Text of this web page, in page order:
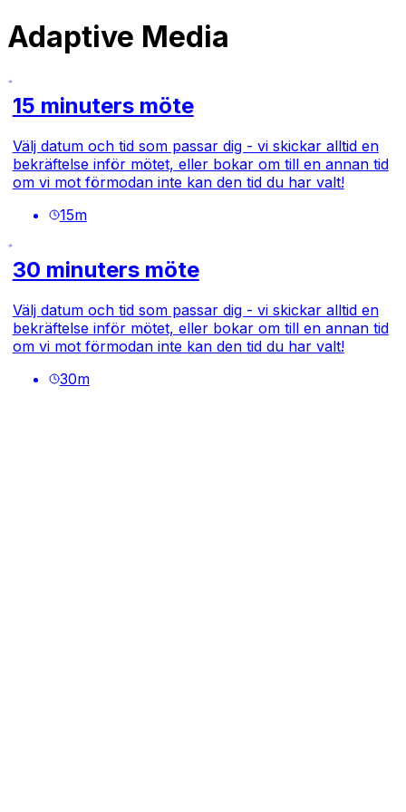
Adaptive Media
15 minuters möte
Välj datum och tid som passar dig - vi skickar alltid en
bekräftelse inför mötet, eller bokar om till en annan tid
om vi mot förmodan inte kan den tid du har valt!
15m
30 minuters möte
Välj datum och tid som passar dig - vi skickar alltid en
bekräftelse inför mötet, eller bokar om till en annan tid
om vi mot förmodan inte kan den tid du har valt!
30m